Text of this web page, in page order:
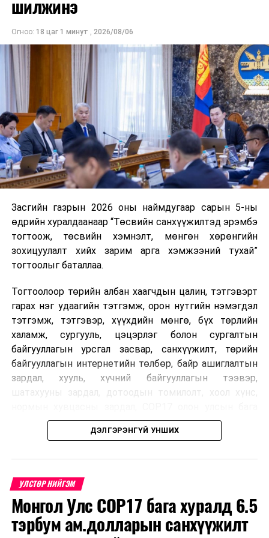
засаглалыг сайжруулах төсөлтэй хамтран нэмэлтээр
дугаарт сард багтааж хэрэглээнд нэвтрүүлэхээр
бэлтгэл ажлыг ханган ажиллаж байна. Эдгээр 20
үйлчилгээ нь Аж ахуй нэгж байгууллагын авдаг эрэлт
өндөртэй үйлчилгээнүүд юм.
8 байгууллагын 20 үйлчилгээ
№
Хариуцагч төрийн
Төрийн үйлчилгээний
1
НИЙСЛЭЛИЙН
ТАТВАРЫН ГАЗАР -
2
1
Сургалтын
төлбөрийн татварын
хөнгөлөлт,
2
Орон сууцны
татварын хөнгөлөлт,
чөлөөлөлт эдлүүлэх
2
НИЙСЛЭЛИЙН
ТЭЭВРИЙН
3
Техникийн
оношилгоо,
зөвшөөрөл
ангийн худалдаа
эрхлэх зөвшөөрөл
шилжинэ
Огноо: 18 цаг 1 минут 2026/08/06
Засгийн газрын 2026 оны наймдугаар сарын 5-ны
өдрийн хуралдаанаар “Төсвийн санхүүжилтэд эрэмбэ
тогтоож, төсвийн хэмнэлт, мөнгөн хөрөнгийн
зохицуулалт хийх зарим арга хэмжээний тухай”
тогтоолыг баталлаа.
Тогтоолоор төрийн албан хаагчдын цалин, тэтгэвэрт
гарах нэг удаагийн тэтгэмж, орон нутгийн нэмэгдэл
тэтгэмж, тэтгэвэр, хүүхдийн мөнгө, бүх төрлийн
халамж, сургууль, цэцэрлэг болон сургалтын
байгууллагын урсгал засвар, санхүүжилт, төрийн
байгууллагын интернетийн төлбөр, байр ашиглалтын
зардал, хууль, хүчний байгууллагын тээвэр,
хурлын зардал, Засгийн газрын өр, орон нутгийн нөөц
хөрөнгийн санхүүжилтийг хэвийн үргэлжлүүлэхээр
Харин дараах зардлыг хязгаарлахаар болсон байна.
Үүнд:
Олон улсын болон Засгийн газрын
шийдвэртэйгээс бусад хурал, зөвлөгөөн, ой,
ДЭЛГЭРЭНГҮЙ УНШИХ
УЛСТӨР НИЙГЭМ
Монгол Улс COP17 бага хуралд 6.5
тэрбум ам.долларын санхүүжилт